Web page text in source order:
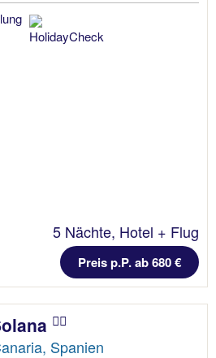
5 Nächte, Hotel + Flug
Preis p.P. ab 680 €
Spanien